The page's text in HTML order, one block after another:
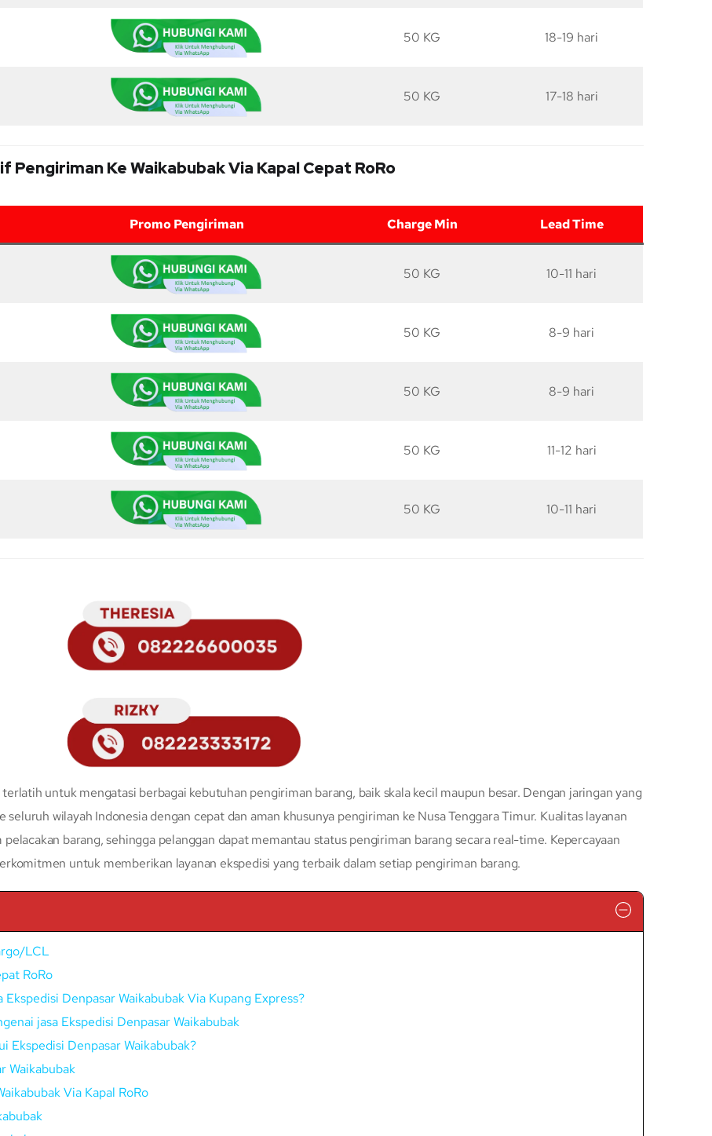
50 KG 18-19 hari
50 KG 17-18 hari
Pengiriman Ke Waikabubak Via Kapal Cepat RoRo
Promo Pengiriman Charge Min Lead Time
50 KG 10-11 hari
50 KG 8-9 hari
50 KG 8-9 hari
50 KG 11-12 hari
50 KG 10-11 hari
untuk mengatasi berbagai kebutuhan pengiriman barang, baik skala kecil maupun besar. Dengan jaringan yang
wilayah Indonesia dengan cepat dan aman khusunya pengiriman ke Nusa Tenggara Timur. Kualitas layanan
barang, sehingga pelanggan dapat memantau status pengiriman barang secara real-time. Kepercayaan
untuk memberikan layanan ekspedisi yang terbaik dalam setiap pengiriman barang.
LCL
RoRo
Denpasar Waikabubak Via Kupang Express?
jasa Ekspedisi Denpasar Waikabubak
Ekspedisi Denpasar Waikabubak?
Waikabubak
Via Kapal RoRo